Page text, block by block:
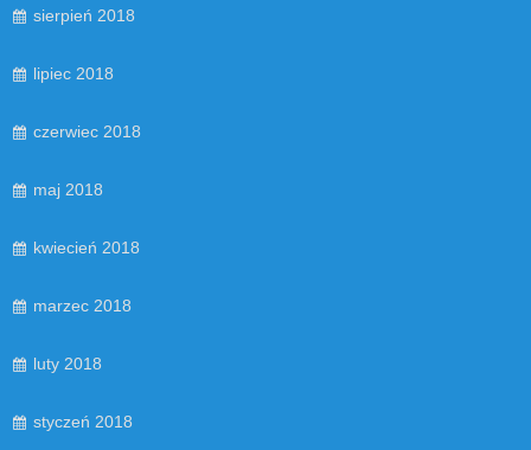
sierpień 2018
lipiec 2018
czerwiec 2018
maj 2018
kwiecień 2018
marzec 2018
luty 2018
styczeń 2018